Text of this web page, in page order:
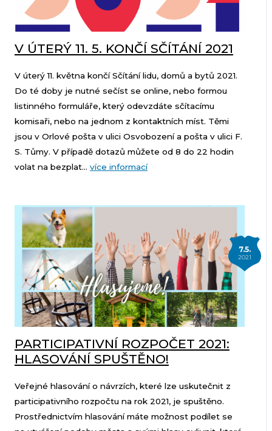
V ÚTERÝ 11. 5. KONČÍ SČÍTÁNÍ 2021
V úterý 11. května končí Sčítání lidu, domů a bytů 2021.
Do té doby je nutné sečíst se online, nebo formou
listinného formuláře, který odevzdáte sčítacímu
komisaři, nebo na jednom z kontaktních míst. Těmi
jsou v Orlové pošta v ulici Osvobození a pošta v ulici F.
S. Tůmy. V případě dotazů můžete od 8 do 22 hodin
volat na bezplat... více informací
7.5.
2021
PARTICIPATIVNÍ ROZPOČET 2021:
HLASOVÁNÍ SPUŠTĚNO!
Veřejné hlasování o návrzích, které lze uskutečnit z
participativního rozpočtu na rok 2021, je spuštěno.
Prostřednictvím hlasování máte možnost podílet se